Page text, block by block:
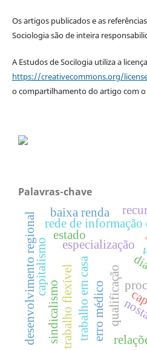
Os artigos publicados e as
Sociologia são de inteira
A Estudos de Socilogia utiliza a licença
https://creativecommons.org/
o compartilhamento do artigo com
Palavras-chave
erro médico
especialização
qualificação
rede de informação
trabalho em casa
baixa renda
trabalho flexível
sindicalismo
desenvolvimento regionalcapitalismo
estado